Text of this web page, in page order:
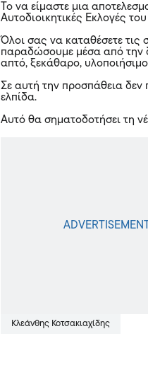
Το να είμαστε μια
Αυτοδιοικητικές Εκλογές
Όλοι σας να καταθέσετε τις
παραδώσουμε μέσα από την
απτό, ξεκάθαρο,
Σε αυτή την προσπάθεια δεν
ελπίδα.
Αυτό θα σηματοδοτήσει τη
Κλεάνθης Κοτσακιαχίδης